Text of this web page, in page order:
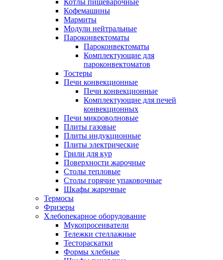
Кофемашины
Мармиты
Модули нейтральные
Пароконвектоматы
Пароконвектоматы
Комплектующие для
пароконвектоматов
Тостеры
Печи конвекционные
Печи конвекционные
Комплектующие для печей
конвекционных
Печи микроволновые
Плиты газовые
Плиты индукционные
Плиты электрические
Грили для кур
Поверхности жарочные
Столы тепловые
Столы горячие упаковочные
Шкафы жарочные
Термосы
Фризеры
Хлебопекарное оборудование
Мукопросеиватели
Тележки стеллажные
Тестораскатки
Формы хлебные